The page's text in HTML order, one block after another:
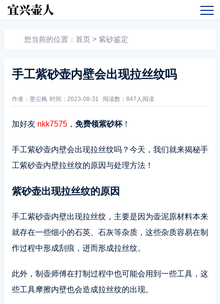
您当前的位置： 首页 > 紫砂鉴定
手工紫砂壶内壁会出现拉丝纹吗
作者：墨尘枫 时间：2023-08-31 阅读数： 847人阅读
加好友 nkk7575， 免费领紫砂杯！
手工紫砂壶内壁会出现拉丝纹吗？今天，我们就来揭秘手
工紫砂壶内壁拉丝纹的原因与处理方法！
紫砂壶出现拉丝纹的原因
手工紫砂壶内壁出现拉丝纹，主要是因为壶泥原材料本来
就存在一些细小的石英、石灰等杂质，这些杂质容易在制
作过程中形成刮痕，进而形成拉丝纹。
此外，制壶师傅在打制过程中也可能会用到一些工具，这
些工具摩擦内壁也会造成拉丝纹的出现。